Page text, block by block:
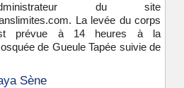
du site
La levée du corps
prévue à 14 heures à la
de Gueule Tapée suivie de
Sène